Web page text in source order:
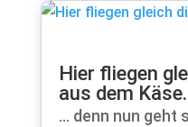
Hier fliegen
aus dem
... denn nun geht